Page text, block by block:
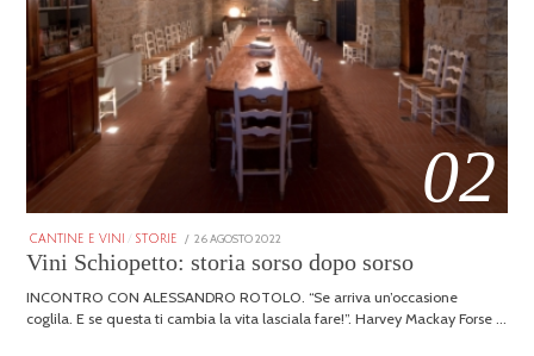
02
CANTINE E VINI STORIE
POSTED
ON
26 AGOSTO 2022
GENNAIO
2026
Vini Schiopetto: storia sorso dopo sorso
INCONTRO CON ALESSANDRO ROTOLO. “Se arriva un’occasione
coglila. E se questa ti cambia la vita lasciala fare!”. Harvey Mackay Forse …